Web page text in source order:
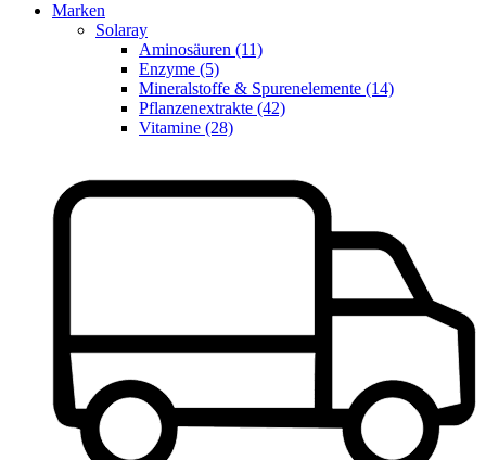
Marken
Solaray
Aminosäuren (11)
Enzyme (5)
Mineralstoffe & Spurenelemente (14)
Pflanzenextrakte (42)
Vitamine (28)